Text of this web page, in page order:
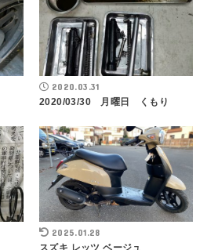
2020.03.31
2020/03/30 月曜日 くもり
2025.01.28
スズキ レッツ ベージュ